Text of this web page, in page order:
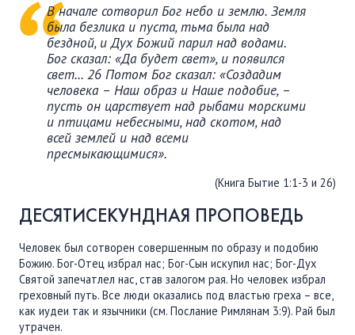
В начале сотворил Бог небо и землю. Земля
была безлика и пуста, тьма была над
бездной, и Дух Божий парил над водами.
Бог сказал: «Да будет свет», и появился
свет... 26 Потом Бог сказал: «Создадим
человека – Наш образ и Наше подобие, –
пусть он царствует над рыбами морскими
и птицами небесными, над скотом, над
всей землей и над всеми
пресмыкающимися».
(Книга Бытие 1:1-3 и 26)
ДЕСЯТИСЕКУНДНАЯ ПРОПОВЕДЬ
Человек был сотворен совершенным по образу и подобию
Божию. Бог-Отец избрал нас; Бог-Сын искупил нас; Бог-Дух
Святой запечатлел нас, став залогом рая. Но человек избрал
греховный путь. Все люди оказались под властью греха – все,
как иудеи так и язычники (см. Послание Римлянам 3:9). Рай был
утрачен.